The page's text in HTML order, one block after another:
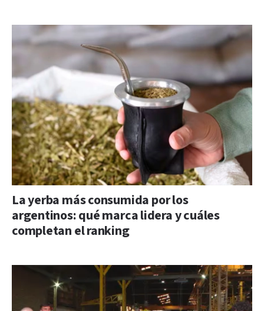
La yerba más consumida por los
argentinos: qué marca lidera y cuáles
completan el ranking